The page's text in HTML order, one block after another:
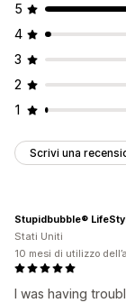
5
4
3
2
1
Scrivi una
I was having
Stupidbubble®
Stati Uniti
10 mesi di utilizzo